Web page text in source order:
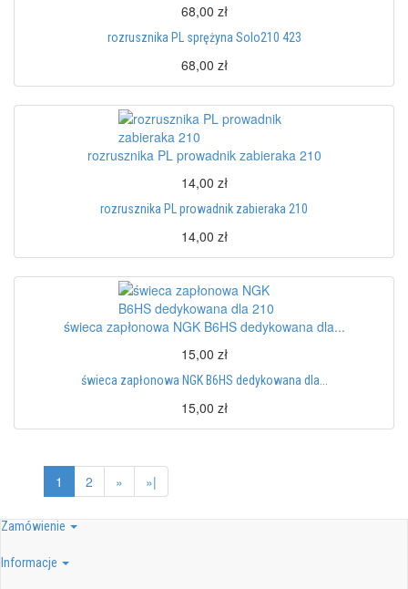
68,00 zł
rozrusznika PL sprężyna Solo210 423
68,00 zł
rozrusznika PL prowadnik zabieraka 210
14,00 zł
rozrusznika PL prowadnik zabieraka 210
14,00 zł
świeca zapłonowa NGK B6HS dedykowana dla...
15,00 zł
świeca zapłonowa NGK B6HS dedykowana dla...
15,00 zł
1 2 » »|
Zamówienie
Informacje